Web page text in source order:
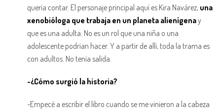
quería contar. El personaje principal aquí es Kira Navárez, una
xenobióloga que trabaja en un planeta alienígenay
que es una adulta. No es un rol que una niña o una
adolescente podrían hacer. Y a partir de allí, toda la trama es
con adultos. No tenía salida.
-¿Cómo surgió la historia?
-Empecé a escribir el libro cuando se me vinieron a la cabeza